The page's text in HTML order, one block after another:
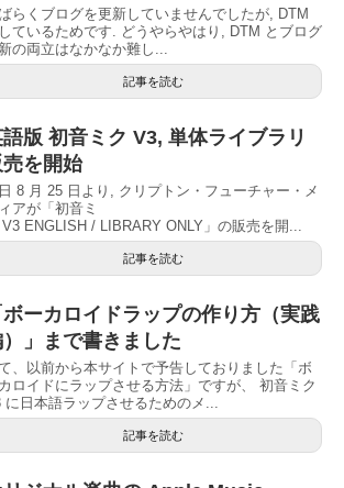
らくブログを更新していませんでしたが, DTM
ているためです. どうやらやはり, DTM とブログ
の両立はなかなか難し...
記事を読む
版 初音ミク V3, 単体ライブラリ
売を開始
8 月 25 日より, クリプトン・フューチャー・メ
アが「初音ミ
ENGLISH / LIBRARY ONLY」の販売を開...
記事を読む
ボーカロイドラップの作り方（実践
」まで書きました
、以前から本サイトで予告しておりました「ボ
ロイドにラップさせる方法」ですが、 初音ミク
に日本語ラップさせるためのメ...
記事を読む